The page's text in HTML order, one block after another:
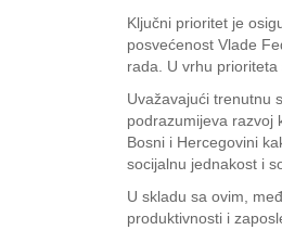
Ključni prioritet je
posvećenost Vlade
rada. U vrhu
Uvažavajući trenutnu
podrazumijeva razvoj
Bosni i Hercegovini
socijalnu jednakost i
U skladu sa ovim,
produktivnosti i